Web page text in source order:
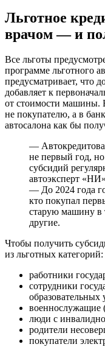
Льготное
врачом — и
Все льготы
программе льготного
предусматривает, что
добавляет к
от стоимости машины.
не покупателю, а в
автосалона как бы
—
не первый год,
субсидий
автоэксперт
— До 2024 года
кто покупал
старую машину в
другие.
Чтобы получить
из льготных категорий:
работники
сотрудники
военнослужащие
люди с
родители
покупатели